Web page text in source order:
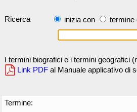
Ricerca inizia con termine
I termini biografici e i termini geografici
Link PDF al Manuale applicativo di
Termine: